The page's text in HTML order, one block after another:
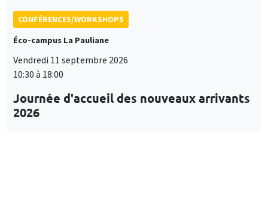
CONFÉRENCES/WORKSHOPS
Éco-campus La Pauliane
Vendredi 11 septembre 2026
10:30 à 18:00
Journée d'accueil des nouveaux arrivants
2026